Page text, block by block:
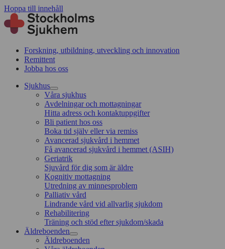
Hoppa till innehåll
Forskning, utbildning, utveckling och innovation
Remittent
Jobba hos oss
Sjukhus
Våra sjukhus
Avdelningar och mottagningar
Hitta adress och kontaktuppgifter
Bli patient hos oss
Boka tid själv eller via remiss
Avancerad sjukvård i hemmet
Få avancerad sjukvård i hemmet (ASIH)
Geriatrik
Sjuvård för dig som är äldre
Kognitiv mottagning
Utredning av minnesproblem
Palliativ vård
Lindrande vård vid allvarlig sjukdom
Rehabilitering
Träning och stöd efter sjukdom/skada
Äldreboenden
Äldreboenden